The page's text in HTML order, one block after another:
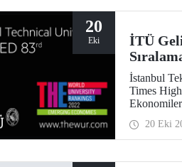
20
Eki
İTÜ
İstanbul
Times
20 Eki